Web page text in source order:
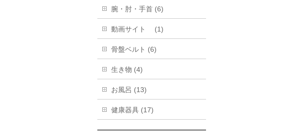
腕・肘・手首 (6)
動画サイト (1)
骨盤ベルト (6)
生き物 (4)
お風呂 (13)
健康器具 (17)